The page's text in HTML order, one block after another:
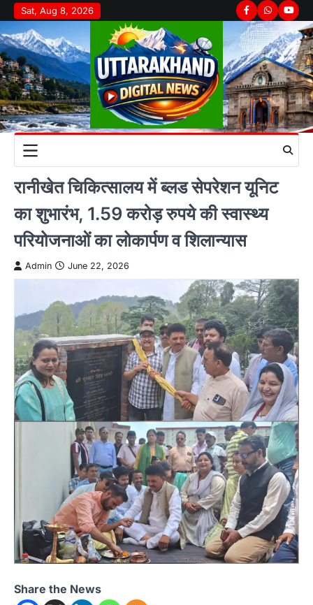
Skip
to
content
Sat, Aug 8, 2026 Facebook
Whatsapp
रानीखेत चिकित्सालय में ब्लड सेपरेशन यूनिट
का शुभारंभ, 1.59 करोड़ रुपये की स्वास्थ्य
परियोजनाओं का लोकार्पण व शिलान्यास
Admin June 22, 2026
Share the News